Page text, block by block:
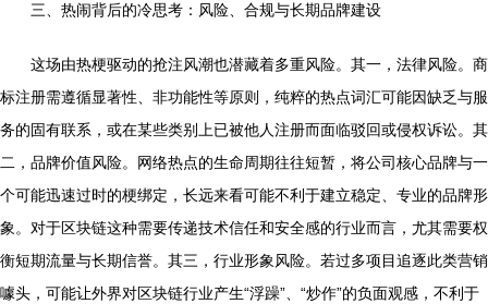
三、热闹背后的冷思考：风险、合规与长期品牌建设
这场由热梗驱动的抢注风潮也潜藏着多重风险。其一，法律风险。商
标注册需遵循显著性、非功能性等原则，纯粹的热点词汇可能因缺乏与服
务的固有联系，或在某些类别上已被他人注册而面临驳回或侵权诉讼。其
二，品牌价值风险。网络热点的生命周期往往短暂，将公司核心品牌与一
个可能迅速过时的梗绑定，长远来看可能不利于建立稳定、专业的品牌形
象。对于区块链这种需要传递技术信任和安全感的行业而言，尤其需要权
衡短期流量与长期信誉。其三，行业形象风险。若过多项目追逐此类营销
噱头，可能让外界对区块链行业产生“浮躁”、“炒作”的负面观感，不利于